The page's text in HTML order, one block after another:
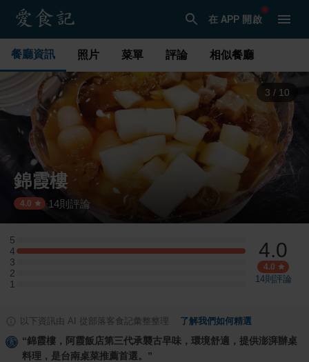
在 APP 開啟
餐廳資訊 照片 菜單 評論 相似餐廳
3 / 10
錦霞樓
4.0 ·14則評論
5
5 星：0 則評論
4
4 星：2 則評論
3
3 星：0 則評論
2
2 星：0 則評論
1
1 星：0 則評論
4.0
4.0
14則評論
以下資訊由 AI 從部落客食記彙整整理 了解我們如何精選
“錦霞樓，阿霞飯店第三代承襲古早味，環境舒適，提供澎湃辦桌
料理，是台南桌菜推薦首選。 ”